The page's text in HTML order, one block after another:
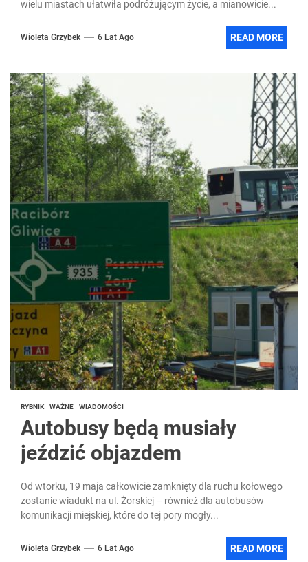
wielu miastach ułatwiła podróżującym życie, a mianowicie...
Wioleta Grzybek 6 Lat Ago READ MORE
RYBNIK WAŻNE WIADOMOŚCI
Autobusy będą musiały
jeździć objazdem
Od wtorku, 19 maja całkowicie zamknięty dla ruchu kołowego
zostanie wiadukt na ul. Żorskiej – również dla autobusów
komunikacji miejskiej, które do tej pory mogły...
Wioleta Grzybek 6 Lat Ago READ MORE